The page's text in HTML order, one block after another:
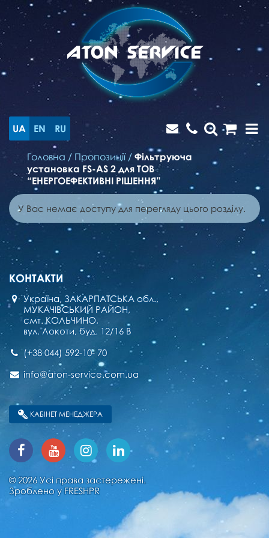
UA EN RU
Головна / Пропозиції/ Фільтруюча
установка FS-AS 2 для ТОВ
“ЕНЕРГОЕФЕКТИВНІ РІШЕННЯ”
У Вас немає доступу для перегляду цього розділу.
КОНТАКТИ
Україна, ЗАКАРПАТСЬКА обл.,
МУКАЧІВСЬКИЙ РАЙОН,
смт. КОЛЬЧИНО,
вул. Локоти, буд. 12/16 В
(+38 044) 592-10- 70
info@aton-service.com.ua
КАБІНЕТ МЕНЕДЖЕРА
© 2026 Усі права застережені.
Зроблено уFRESHPR